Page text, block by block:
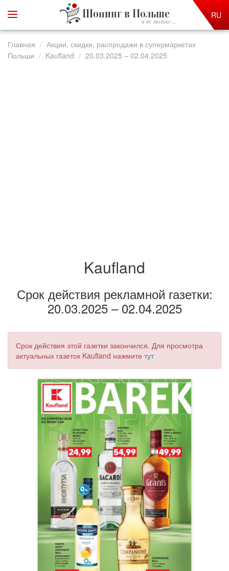
Шопинг в Польше
и не только ...
RU
Главная
Акции, скидки, распродажи в супермаркетах
Польши
Kaufland 20.03.2025 – 02.04.2025
Kaufland
Срок действия рекламной газетки:
20.03.2025 – 02.04.2025
Срок действия этой газетки закончился. Для просмотра
актуальных газеток Kaufland нажмите тут